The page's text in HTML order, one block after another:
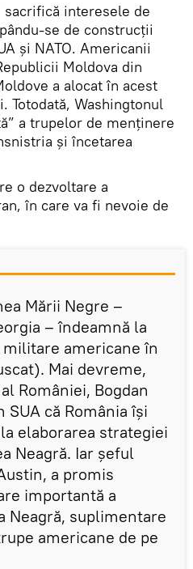
interesele de
se de construcții
și NATO. Americanii
Moldova din
a alocat în acest
Totodată, Washingtonul
a trupelor de menținere
și încetarea
o dezvoltare a
în care va fi nevoie de
Mării Negre –
– îndeamnă la
americane în
Mai devreme,
României, Bogdan
că România își
elaborarea strategiei
Neagră. Iar șeful
a promis
importantă a
Neagră, suplimentare
americane de pe